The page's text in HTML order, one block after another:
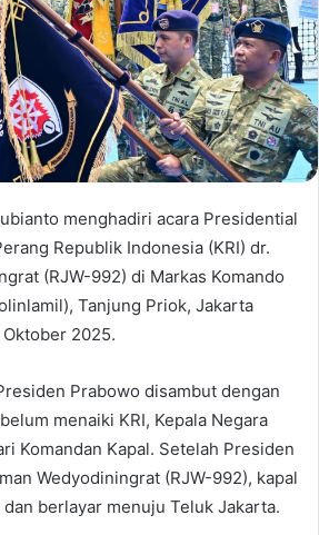
menghadiri acara Presidential
Republik Indonesia (KRI) dr.
(RJW-992) di Markas Komando
Tanjung Priok, Jakarta
2025.
Prabowo disambut dengan
menaiki KRI, Kepala Negara
Komandan Kapal. Setelah Presiden
Wedyodiningrat (RJW-992), kapal
berlayar menuju Teluk Jakarta.